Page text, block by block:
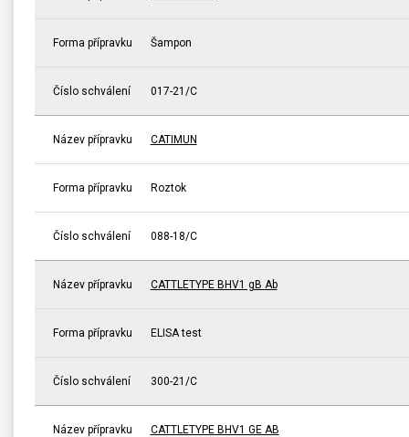
Forma přípravku Šampon
Číslo schválení 017-21/C
Název přípravku CATIMUN
Forma přípravku Roztok
Číslo schválení 088-18/C
Název přípravku CATTLETYPE BHV1 gB Ab
Forma přípravku ELISA test
Číslo schválení 300-21/C
Název přípravku CATTLETYPE BHV1 GE AB